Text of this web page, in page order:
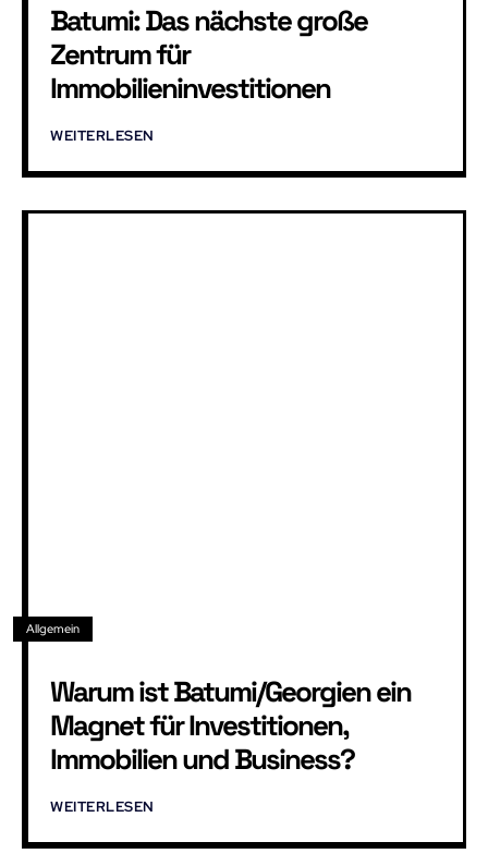
Batumi: Das nächste große
Zentrum für
Immobilieninvestitionen
WEITERLESEN
Allgemein
Warum ist Batumi/Georgien ein
Magnet für Investitionen,
Immobilien und Business?
WEITERLESEN